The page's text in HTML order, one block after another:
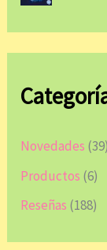
Novedades (39)
Productos (6)
Reseñas (188)